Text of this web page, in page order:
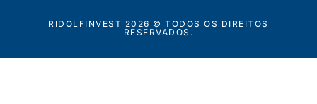
RIDOLFINVEST 2026 © TODOS OS DIREITOS
RESERVADOS.